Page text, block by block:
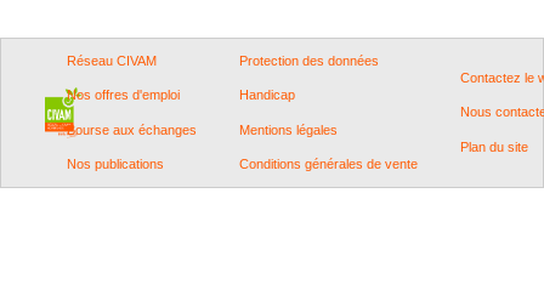
Réseau CIVAM
Nos offres d'emploi
Bourse aux échanges
Nos publications
Protection des données
Handicap
Mentions légales
Conditions générales de vente
Contactez le
Nous
Plan du site